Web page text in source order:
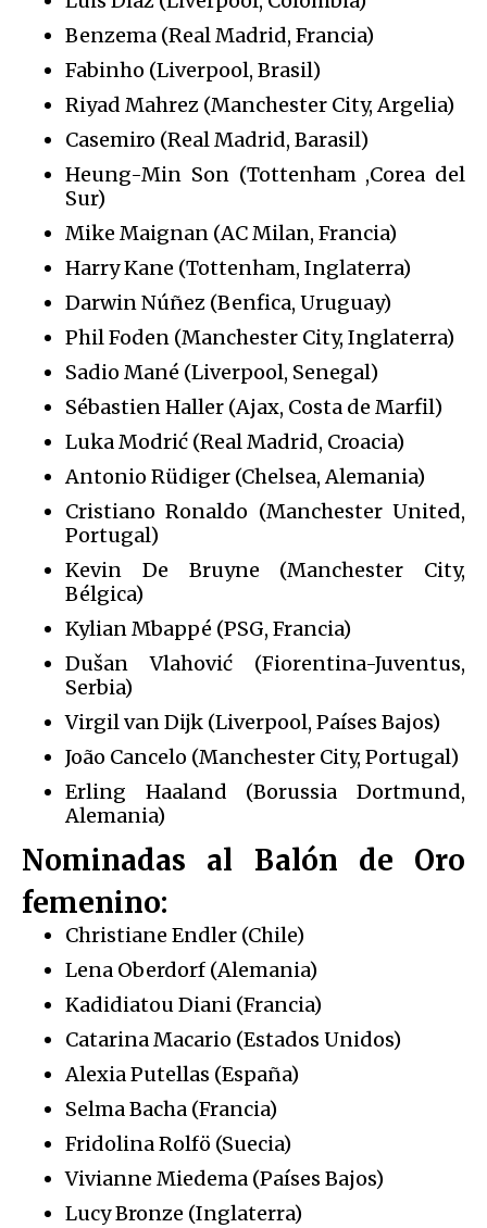
Benzema (Real Madrid, Francia)
Fabinho (Liverpool, Brasil)
Riyad Mahrez (Manchester City, Argelia)
Casemiro (Real Madrid, Barasil)
Heung-Min Son (Tottenham ,Corea del
Sur)
Mike Maignan (AC Milan, Francia)
Harry Kane (Tottenham, Inglaterra)
Darwin Núñez (Benfica, Uruguay)
Phil Foden (Manchester City, Inglaterra)
Sadio Mané (Liverpool, Senegal)
Sébastien Haller (Ajax, Costa de Marfil)
Luka Modrić (Real Madrid, Croacia)
Antonio Rüdiger (Chelsea, Alemania)
Cristiano Ronaldo (Manchester United,
Portugal)
Kevin De Bruyne (Manchester City,
Bélgica)
Kylian Mbappé (PSG, Francia)
Dušan Vlahović (Fiorentina-Juventus,
Serbia)
Virgil van Dijk (Liverpool, Países Bajos)
João Cancelo (Manchester City, Portugal)
Erling Haaland (Borussia Dortmund,
Alemania)
Nominadas al Balón de Oro
femenino:
Christiane Endler (Chile)
Lena Oberdorf (Alemania)
Kadidiatou Diani (Francia)
Catarina Macario (Estados Unidos)
Alexia Putellas (España)
Selma Bacha (Francia)
Fridolina Rolfö (Suecia)
Vivianne Miedema (Países Bajos)
Lucy Bronze (Inglaterra)